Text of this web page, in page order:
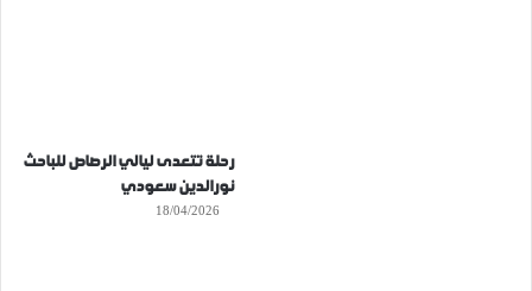
رحلة تتعدى ليالي الرصاص للباحث
نورالدين سعودي
18/04/2026